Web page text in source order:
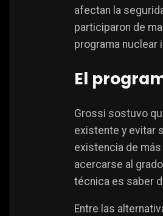
afectan la
participaron de
programa nuclear
El
Grossi sostuvo
existente y evitar
existencia de más
acercarse al
técnica es saber
Entre las